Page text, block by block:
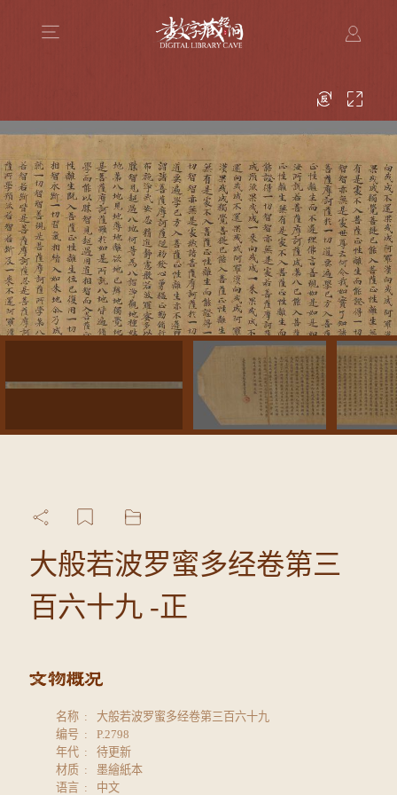
大般若波罗蜜多经卷第三
百六十九 -正
名称
大般若波罗蜜多经卷第三百六十九
编号
P.2798
年代
待更新
材质
墨繪紙本
语言
中文